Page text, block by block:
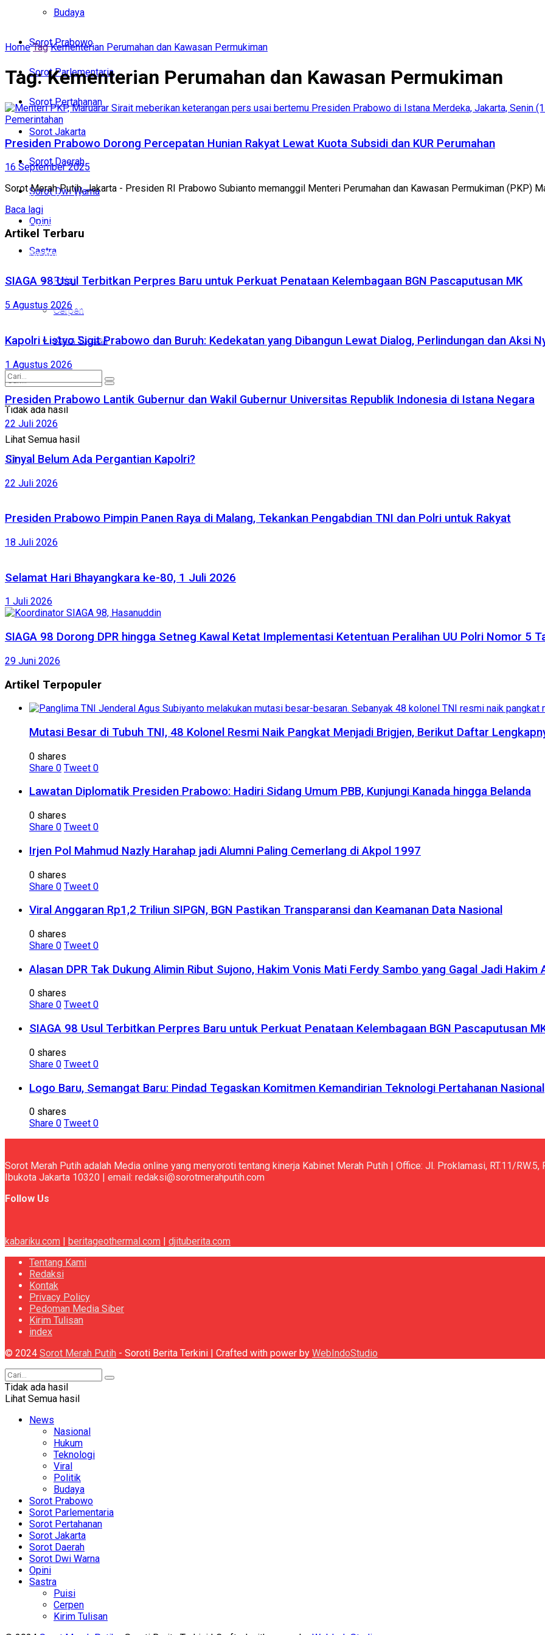
Budaya
Sorot Prabowo
Sorot Parlementaria
Sorot Pertahanan
Sorot Jakarta
Sorot Daerah
Sorot Dwi Warna
Opini
Sastra
Puisi
Cerpen
Kirim Tulisan
Tidak ada hasil
Lihat Semua hasil
Sorot Parlementaria
Sorot Pertahanan
Sorot Jakarta
Sorot Daerah
Sorot Dwi Warna
Opini
Sastra
Puisi
Cerpen
Kirim Tulisan
Tidak ada hasil
Lihat Semua hasil
Home Tag Kementerian Perumahan dan Kawasan Permukiman
Tag:Kementerian Perumahan dan Kawasan Permukiman
Pemerintahan
Presiden Prabowo Dorong Percepatan Hunian Rakyat Lewat Kuota Subsidi dan KUR Perumahan
16 September 2025
Sorot Merah Putih, Jakarta - Presiden RI Prabowo Subianto memanggil Menteri Perumahan dan Kawasan Permukiman (PKP)
Baca lagi
Artikel Terbaru
SIAGA 98 Usul Terbitkan Perpres Baru untuk Perkuat Penataan Kelembagaan BGN Pascaputusan MK
5 Agustus 2026
Kapolri Listyo Sigit Prabowo dan Buruh: Kedekatan yang Dibangun Lewat Dialog, Perlindungan dan Aksi
1 Agustus 2026
Presiden Prabowo Lantik Gubernur dan Wakil Gubernur Universitas Republik Indonesia di Istana Negara
22 Juli 2026
Sinyal Belum Ada Pergantian Kapolri?
22 Juli 2026
Presiden Prabowo Pimpin Panen Raya di Malang, Tekankan Pengabdian TNI dan Polri untuk Rakyat
18 Juli 2026
Selamat Hari Bhayangkara ke-80, 1 Juli 2026
1 Juli 2026
SIAGA 98 Dorong DPR hingga Setneg Kawal Ketat Implementasi Ketentuan Peralihan UU Polri Nomor 5
29 Juni 2026
Artikel Terpopuler
Mutasi Besar di Tubuh TNI, 48 Kolonel Resmi Naik Pangkat Menjadi Brigjen, Berikut Daftar
0 shares
Share 0 Tweet 0
Lawatan Diplomatik Presiden Prabowo: Hadiri Sidang Umum PBB, Kunjungi Kanada hingga Belanda
0 shares
Share 0 Tweet 0
Irjen Pol Mahmud Nazly Harahap jadi Alumni Paling Cemerlang di Akpol 1997
0 shares
Share 0 Tweet 0
Viral Anggaran Rp1,2 Triliun SIPGN, BGN Pastikan Transparansi dan Keamanan Data Nasional
0 shares
Share 0 Tweet 0
Alasan DPR Tak Dukung Alimin Ribut Sujono, Hakim Vonis Mati Ferdy Sambo yang Gagal Jadi Hakim
0 shares
Share 0 Tweet 0
SIAGA 98 Usul Terbitkan Perpres Baru untuk Perkuat Penataan Kelembagaan BGN Pascaputusan
0 shares
Share 0 Tweet 0
Logo Baru, Semangat Baru: Pindad Tegaskan Komitmen Kemandirian Teknologi Pertahanan Nasional
0 shares
Share 0 Tweet 0
Sorot Merah Putih adalah Media online yang menyoroti tentang kinerja Kabinet Merah Putih | Office: Jl. Proklamasi, RT.11/
Ibukota Jakarta 10320 | email: redaksi@sorotmerahputih.com
Follow Us
kabariku.com beritageothermal.com
djituberita.com
Tentang Kami
Redaksi
Kontak
Privacy Policy
Pedoman Media Siber
Kirim Tulisan
index
© 2024 Sorot Merah Putih - Soroti Berita Terkini | Crafted with power by WebIndoStudio
Tidak ada hasil
Lihat Semua hasil
News
Nasional
Hukum
Teknologi
Viral
Politik
Budaya
Sorot Prabowo
Sorot Parlementaria
Sorot Pertahanan
Sorot Jakarta
Sorot Daerah
Sorot Dwi Warna
Opini
Sastra
Puisi
Cerpen
Kirim Tulisan